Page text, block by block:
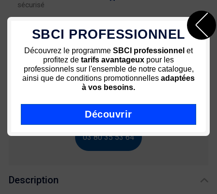
Description
sécurisé
Livraison rapide - Colissimo
72h
Conseil ? Aide ? Utiliser ?
03 80 35 53 64
SBCI PROFESSIONNEL
Découvrez le programme SBCI professionnel et
profitez de tarifs avantageux pour les
professionnels sur l'ensemble de notre catalogue,
ainsi que de conditions promotionnelles adaptées
à vos besoins.
Découvrir